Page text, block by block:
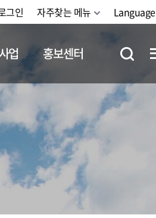
그인 자주찾는 메뉴 Language
업 홍보센터